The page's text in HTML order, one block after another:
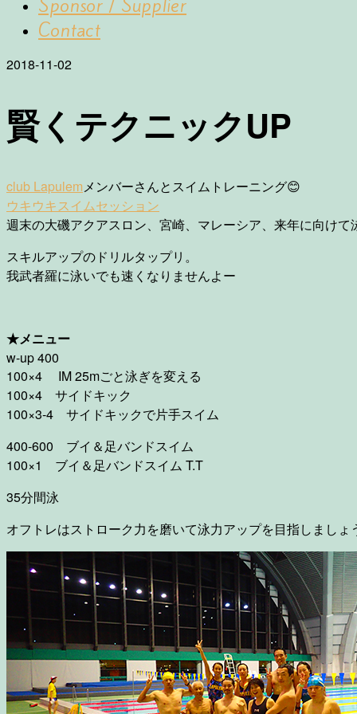
Contact
2018-11-02
賢くテクニックUP
club Lapulemメンバーさんとスイムトレーニング😊
ウキウキスイムセッション
週末の大磯アクアスロン、宮崎、マレーシア、来年に向けて
スキルアップのドリルタップリ。
我武者羅に泳いでも速くなりませんよー
★メニュー
w-up 400
100×4 IM 25mごと泳ぎを変える
100×4 サイドキック
100×3-4 サイドキックで片手スイム
400-600 ブイ＆足バンドスイム
100×1 ブイ＆足バンドスイム T.T
35分間泳
オフトレはストローク力を磨いて泳力アップを目指しましょ